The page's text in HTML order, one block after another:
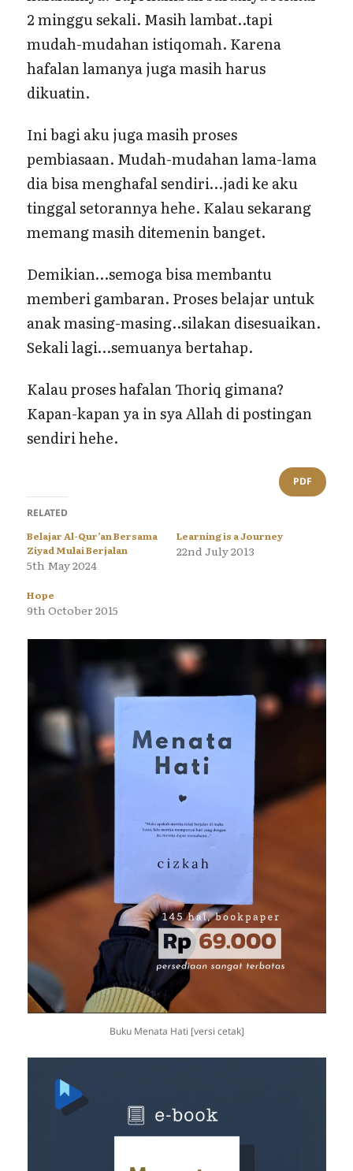
2 minggu sekali. Masih lambat..tapi
mudah-mudahan istiqomah. Karena
hafalan lamanya juga masih harus
dikuatin.
Ini bagi aku juga masih proses
pembiasaan. Mudah-mudahan lama-lama
dia bisa menghafal sendiri…jadi ke aku
tinggal setorannya hehe. Kalau sekarang
memang masih ditemenin banget.
Demikian…semoga bisa membantu
memberi gambaran. Proses belajar untuk
anak masing-masing..silakan disesuaikan.
Sekali lagi…semuanya bertahap.
Kalau proses hafalan Thoriq gimana?
Kapan-kapan ya in sya Allah di postingan
sendiri hehe.
PDF
RELATED
Belajar Al-Qur’an Bersama
Ziyad Mulai Berjalan
5th May 2024
Learning is a Journey
22nd July 2013
Hope
9th October 2015
Buku Menata Hati [versi cetak]